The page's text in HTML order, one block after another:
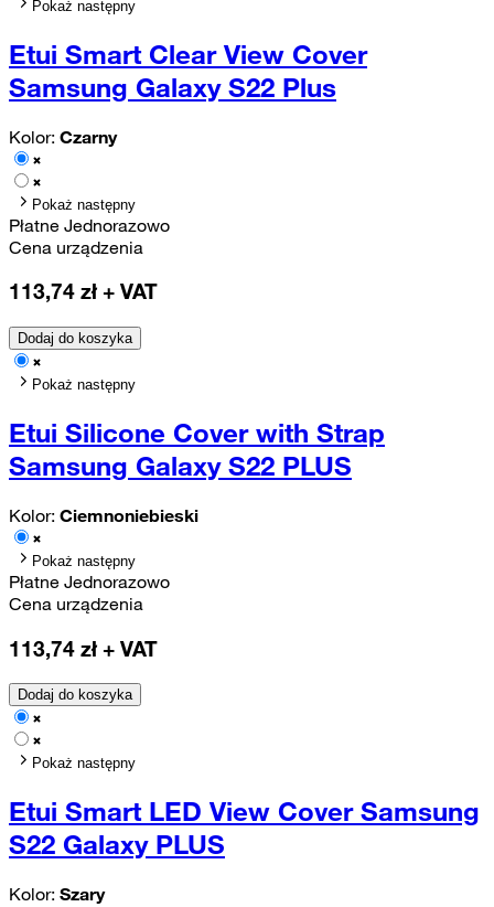
Pokaż następny
Etui Smart Clear View Cover
Samsung Galaxy S22 Plus
Kolor: Czarny
Pokaż następny
Płatne Jednorazowo
Cena urządzenia
113,74 zł + VAT
Dodaj do koszyka
Pokaż następny
Etui Silicone Cover with Strap
Samsung Galaxy S22 PLUS
Kolor: Ciemnoniebieski
Pokaż następny
Płatne Jednorazowo
Cena urządzenia
113,74 zł + VAT
Dodaj do koszyka
Pokaż następny
Etui Smart LED View Cover Samsung
S22 Galaxy PLUS
Kolor: Szary